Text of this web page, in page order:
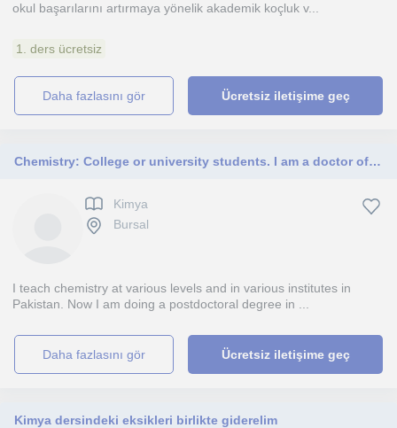
okul başarılarını artırmaya yönelik akademik koçluk v...
1. ders ücretsiz
daha fazlasını gör Ücretsiz iletişime geç
Chemistry: College or university students. I am a doctor of chemistry.
Kimya
Bursal
I teach chemistry at various levels and in various institutes in
Pakistan. Now I am doing a postdoctoral degree in ...
daha fazlasını gör Ücretsiz iletişime geç
Kimya dersindeki eksikleri birlikte giderelim